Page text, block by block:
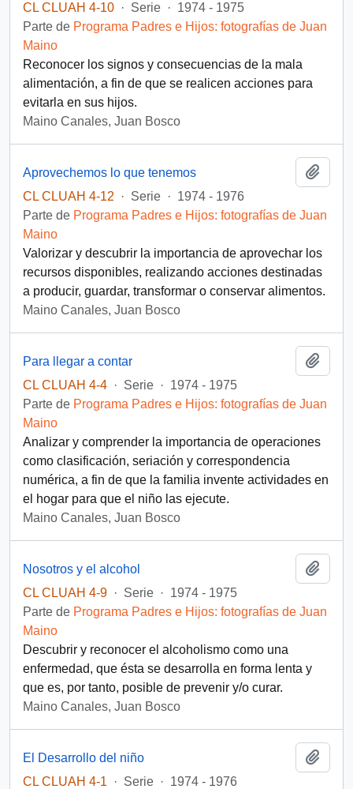
CL CLUAH 4-10 · Serie · 1974 - 1975
Parte de Programa Padres e Hijos: fotografías de Juan
Maino
Reconocer los signos y consecuencias de la mala
alimentación, a fin de que se realicen acciones para
evitarla en sus hijos.
Maino Canales, Juan Bosco
Aprovechemos lo que tenemos
CL CLUAH 4-12
· Serie · 1974 - 1976
Parte de Programa Padres e Hijos: fotografías de Juan
Maino
Valorizar y descubrir la importancia de aprovechar los
recursos disponibles, realizando acciones destinadas
a producir, guardar, transformar o conservar alimentos.
Maino Canales, Juan Bosco
Para llegar a contar
CL CLUAH 4-4 · Serie · 1974 - 1975
Parte de Programa Padres e Hijos: fotografías de Juan
Maino
Analizar y comprender la importancia de operaciones
como clasificación, seriación y correspondencia
numérica, a fin de que la familia invente actividades en
el hogar para que el niño las ejecute.
Maino Canales, Juan Bosco
Nosotros y el alcohol
CL CLUAH 4-9 · Serie · 1974 - 1975
Parte de Programa Padres e Hijos: fotografías de Juan
Maino
Descubrir y reconocer el alcoholismo como una
enfermedad, que ésta se desarrolla en forma lenta y
que es, por tanto, posible de prevenir y/o curar.
Maino Canales, Juan Bosco
El Desarrollo del niño
CL CLUAH 4-1
· Serie · 1974 - 1976